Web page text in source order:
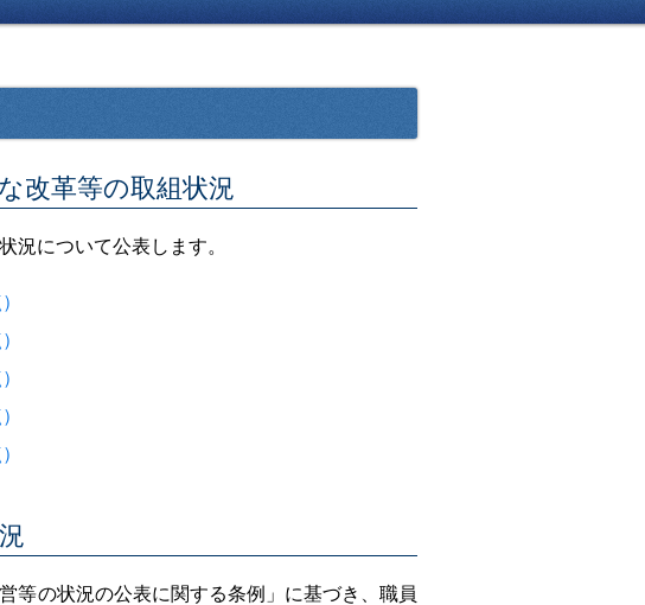
改革等の取組状況
況について公表します。
等の状況の公表に関する条例」に基づき、職員